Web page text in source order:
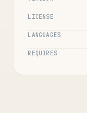
LICENSE
LANGUAGES
REQUIRES